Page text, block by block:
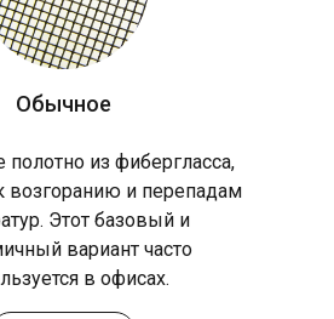
Обычное
полотно из фибергласса,
возгоранию и перепадам
Этот базовый и
вариант часто
в офисах.